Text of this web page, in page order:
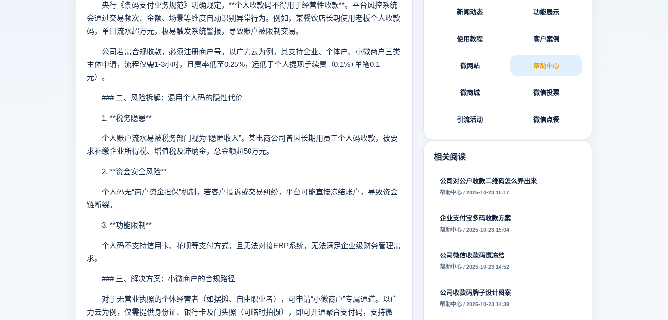
央行《条码支付业务规范》明确规定，**个人收款码不得用于经营性收款**。平台风控系统
会通过交易频次、金额、场景等维度自动识别异常行为。例如，某餐饮店长期使用老板个人收款
码，单日流水超万元，极易触发系统警报，导致账户被限制交易。
公司若需合规收款，必须注册商户号。以广力云为例，其支持企业、个体户、小微商户三类
主体申请，流程仅需1-3小时，且费率低至0.25%，远低于个人提现手续费（0.1%+单笔0.1
元）。
### 二、风险拆解：混用个人码的隐性代价
1. **税务隐患**
个人账户流水易被税务部门视为“隐匿收入”。某电商公司曾因长期用员工个人码收款，被要
求补缴企业所得税、增值税及滞纳金，总金额超50万元。
2. **资金安全风险**
个人码无“商户资金担保”机制，若客户投诉或交易纠纷，平台可能直接冻结账户，导致资金
链断裂。
3. **功能限制**
个人码不支持信用卡、花呗等支付方式，且无法对接ERP系统，无法满足企业级财务管理需
求。
### 三、解决方案：小微商户的合规路径
对于无营业执照的个体经营者（如摆摊、自由职业者），可申请“小微商户”专属通道。以广
力云为例，仅需提供身份证、银行卡及门头照（可临时拍摄），即可开通聚合支付码，支持微
新闻动态 功能展示
使用教程 客户案例
微网站 帮助中心
微商城 微信投票
引流活动 微信点餐
相关阅读
公司对公户收款二维码怎么弄出来
帮助中心 / 2025-10-23 15:17
企业支付宝多码收款方案
帮助中心 / 2025-10-23 15:04
公司微信收款码遭冻结
帮助中心 / 2025-10-23 14:52
公司收款码牌子设计图案
帮助中心 / 2025-10-23 14:39